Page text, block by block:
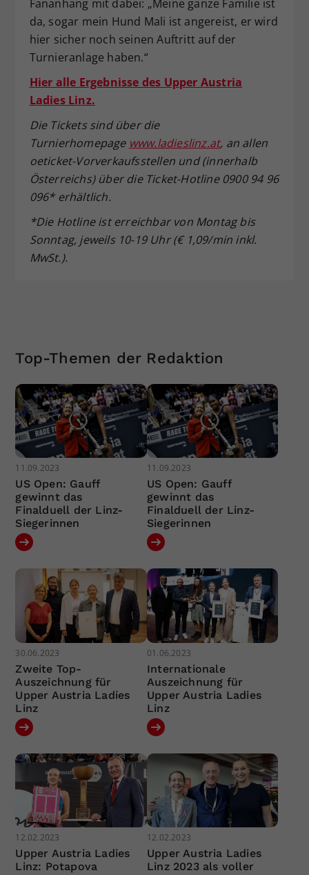
Fananhang mit dabei: „Meine ganze Familie ist
da, sogar mein Hund Mali ist angereist, er wird
hier sicher noch seinen Auftritt auf der
Turnieranlage haben.“
Hier alle Ergebnisse des Upper Austria
Ladies Linz.
Die Tickets sind über die
Turnierhomepage www.ladieslinz.at, an allen
oeticket-Vorverkaufsstellen und (innerhalb
Österreichs) über die Ticket-Hotline 0900 94 96
096* erhältlich.
*Die Hotline ist erreichbar von Montag bis
Sonntag, jeweils 10-19 Uhr (€ 1,09/min inkl.
MwSt.).
Top-Themen der Redaktion
11.09.2023
US Open: Gauff
gewinnt das
Finalduell der Linz-
Siegerinnen
11.09.2023
US Open: Gauff
gewinnt das
Finalduell der Linz-
Siegerinnen
30.06.2023
Zweite Top-
Auszeichnung für
Upper Austria Ladies
Linz
01.06.2023
Internationale
Auszeichnung für
Upper Austria Ladies
Linz
12.02.2023
Upper Austria Ladies
Linz: Potapova
12.02.2023
Upper Austria Ladies
Linz 2023 als voller